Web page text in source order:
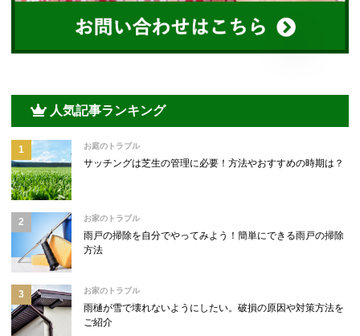
人気記事ランキング
お庭のトラブル
サッチングは芝生の管理に必要！方法やおすすめの時期は？
お家のトラブル
雨戸の掃除を自分でやってみよう！簡単にできる雨戸の掃除
方法
お家のトラブル
雨樋が雪で壊れないようにしたい。破損の原因や対策方法を
ご紹介